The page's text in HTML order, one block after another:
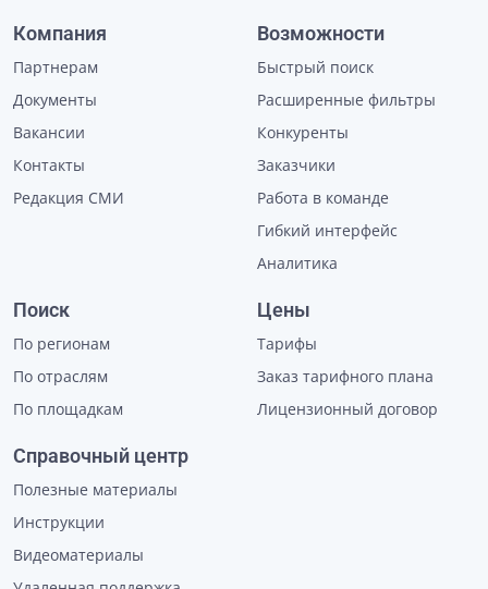
Компания
Партнерам
Документы
Вакансии
Контакты
Редакция СМИ
Возможности
Быстрый поиск
Расширенные фильтры
Конкуренты
Заказчики
Работа в команде
Гибкий интерфейс
Аналитика
Поиск
По регионам
По отраслям
По площадкам
Цены
Тарифы
Заказ тарифного плана
Лицензионный договор
Справочный центр
Полезные материалы
Инструкции
Видеоматериалы